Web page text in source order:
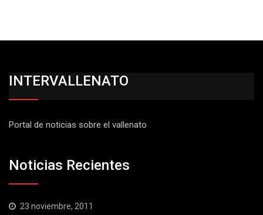
INTERVALLENATO
Portal de noticias sobre el vallenato
Noticias Recientes
23 noviembre, 2011